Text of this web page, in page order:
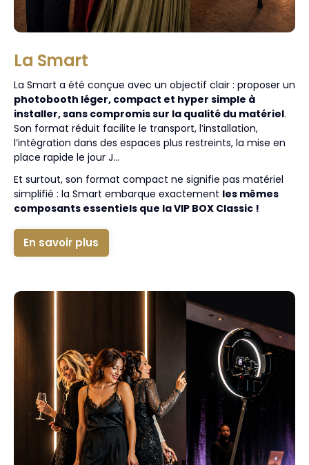
La Smart
La Smart a été conçue avec un objectif clair : proposer un
photobooth léger, compact et hyper simple à
installer, sans compromis sur la qualité du matériel.
Son format réduit facilite le transport, l’installation,
l’intégration dans des espaces plus restreints, la mise en
place rapide le jour J…
Et surtout, son format compact ne signifie pas matériel
simplifié : la Smart embarque exactement les mêmes
composants essentiels que la VIP BOX Classic !
En savoir plus